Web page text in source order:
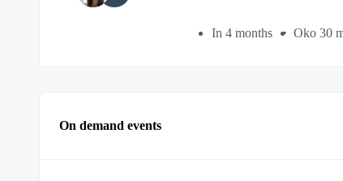
In 4 months Oko 30
On demand events